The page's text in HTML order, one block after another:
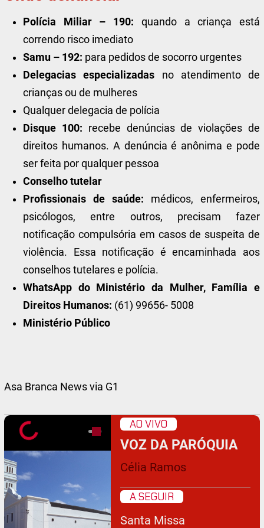
Polícia Miliar – 190: quando a criança está
correndo risco imediato
Samu – 192: para pedidos de socorro urgentes
Delegacias especializadas no atendimento de
crianças ou de mulheres
Qualquer delegacia de polícia
Disque 100: recebe denúncias de violações de
direitos humanos. A denúncia é anônima e pode
ser feita por qualquer pessoa
Conselho tutelar
Profissionais de saúde: médicos, enfermeiros,
psicólogos, entre outros, precisam fazer
notificação compulsória em casos de suspeita de
violência. Essa notificação é encaminhada aos
conselhos tutelares e polícia.
WhatsApp do Ministério da Mulher, Família e
Direitos Humanos: (61) 99656- 5008
Ministério Público
Asa Branca News via G1
AO VIVO
VOZ DA PARÓQUIA
Célia Ramos
A SEGUIR
Santa Missa